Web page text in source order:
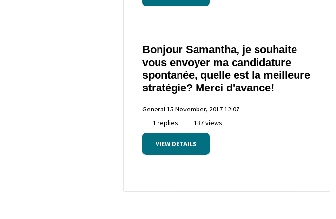
Bonjour Samantha, je souhaite
vous envoyer ma candidature
spontanée, quelle est la meilleure
stratégie? Merci d'avance!
General 15 November, 2017 12:07
1 replies
187 views
VIEW DETAILS